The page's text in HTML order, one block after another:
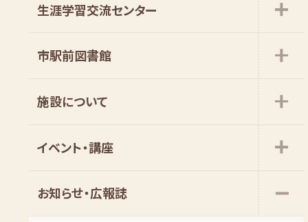
生涯学習交流センター
市駅前図書館
施設について
イベント・講座
お知らせ・広報誌